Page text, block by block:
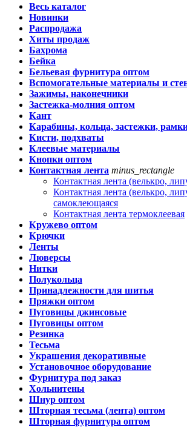
Весь каталог
Новинки
Распродажа
Хиты продаж
Бахрома
Бейка
Бельевая фурнитура оптом
Вспомогательные материалы и
Зажимы, наконечники
Застежка-молния оптом
Кант
Карабины, кольца, застежки,
Кисти, подхваты
Клеевые материалы
Кнопки оптом
Контактная лента minus_rectangle
Контактная лента (велькро,
Контактная лента (велькро,
самоклеющаяся
Контактная лента термоклеевая
Кружево оптом
Крючки
Ленты
Люверсы
Нитки
Полукольца
Принадлежности для шитья
Пряжки оптом
Пуговицы джинсовые
Пуговицы оптом
Резинка
Тесьма
Украшения декоративные
Установочное оборудование
Фурнитура под заказ
Хольнитены
Шнур оптом
Шторная тесьма (лента) оптом
Шторная фурнитура оптом